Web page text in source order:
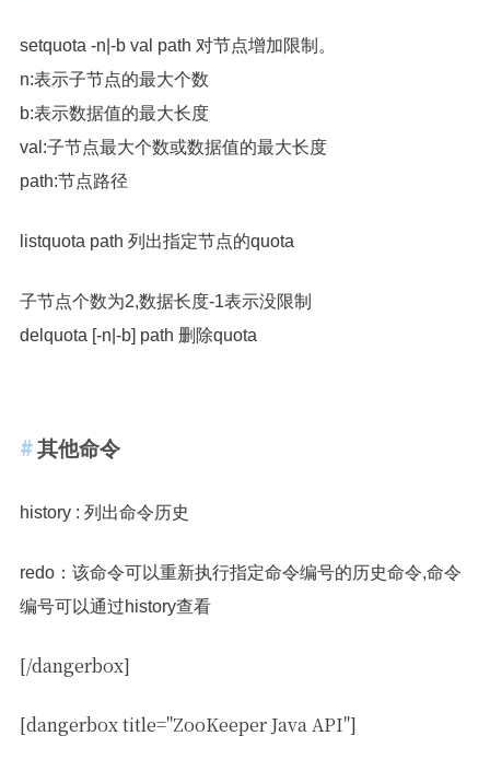
setquota -n|-b val path 对节点增加限制。
n:表示子节点的最大个数
b:表示数据值的最大长度
val:子节点最大个数或数据值的最大长度
path:节点路径
listquota path 列出指定节点的quota
子节点个数为2,数据长度-1表示没限制
delquota [-n|-b] path 删除quota
其他命令
history : 列出命令历史
redo：该命令可以重新执行指定命令编号的历史命令,命令
编号可以通过history查看
[/dangerbox]
[dangerbox title="ZooKeeper Java API"]